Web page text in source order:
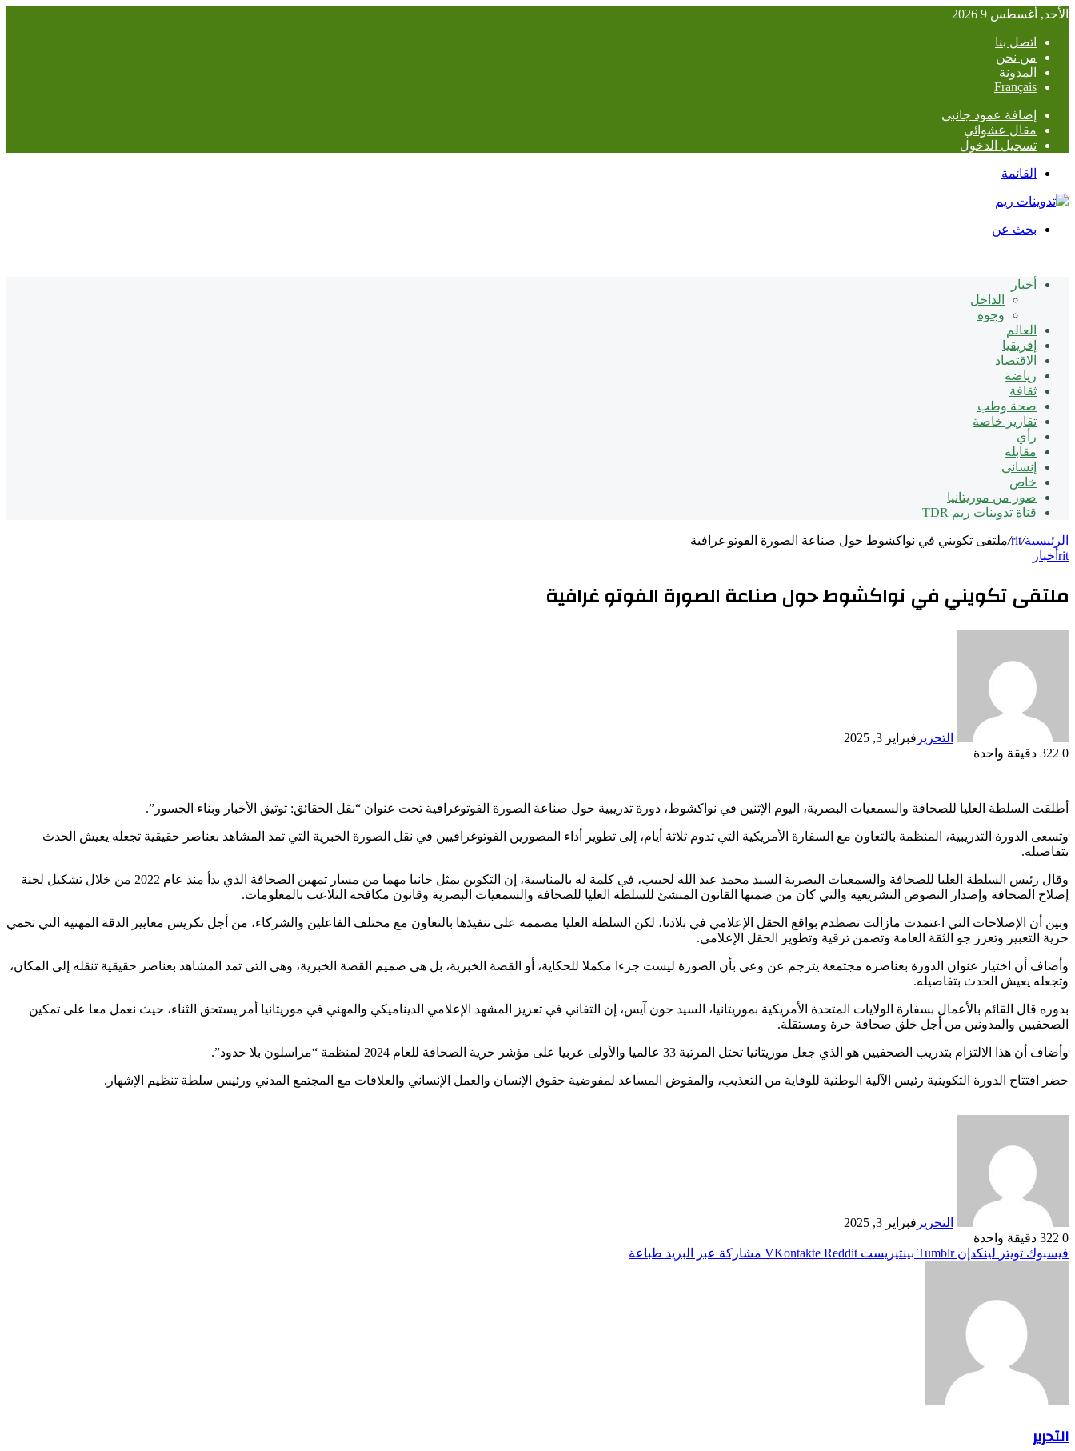
الأحد, أغسطس 9 2026
اتصل بنا
من نحن
المدونة
Français
إضافة عمود جانبي
مقال عشوائي
تسجيل الدخول
القائمة
بحث عن
أخبار
الداخل
وجوه
العالم
إفريقيا
الاقتصاد
رياضة
ثقافة
صحة وطب
تقارير خاصة
رأي
مقابلة
إنساني
خاص
صور من موريتانيا
قناة تدوينات ريم TDR
الرئيسية/
rit
/ملتقى تكويني في نواكشوط حول صناعة الصورة الفوتو غرافية
rit أخبار
ملتقى تكويني في نواكشوط حول صناعة الصورة الفوتو غرافية
التحرير فبراير 3, 2025
0
دقيقة واحدة
أطلقت السلطة العليا للصحافة والسمعيات البصرية، اليوم الإثنين في نواكشوط، دورة تدريبية حول صناعة الصورة الفوتوغرافية تحت عنوان “نقل الحقائق: توثيق الأخبار وبناء الجسور”.
وتسعى الدورة التدريبية، المنظمة بالتعاون مع السفارة الأمريكية التي تدوم ثلاثة أيام، إلى تطوير أداء المصورين الفوتوغرافيين في نقل الصورة الخبرية التي تمد المشاهد بعناصر حقيقية تجعله يعيش الحدث
بتفاصيله.
وقال رئيس السلطة العليا للصحافة والسمعيات البصرية السيد محمد عبد الله لحبيب، في كلمة له بالمناسبة، إن التكوين يمثل جانبا مهما من مسار تمهين الصحافة الذي بدأ منذ عام 2022 من خلال تشكيل لجنة
إصلاح الصحافة وإصدار النصوص التشريعية والتي كان من ضمنها القانون المنشئ للسلطة العليا للصحافة والسمعيات البصرية وقانون مكافحة التلاعب بالمعلومات.
وبين أن الإصلاحات التي اعتمدت مازالت تصطدم بواقع الحقل الإعلامي في بلادنا، لكن السلطة العليا مصممة على تنفيذها بالتعاون مع مختلف الفاعلين والشركاء، من أجل تكريس معايير الدقة المهنية التي تحمي
حرية التعبير وتعزز جو الثقة العامة وتضمن ترقية وتطوير الحقل الإعلامي.
وأضاف أن اختيار عنوان الدورة بعناصره مجتمعة يترجم عن وعي بأن الصورة ليست جزءا مكملا للحكاية، أو القصة الخبرية، بل هي صميم القصة الخبرية، وهي التي تمد المشاهد بعناصر حقيقية تنقله إلى المكان،
وتجعله يعيش الحدث بتفاصيله.
بدوره قال القائم بالأعمال بسفارة الولايات المتحدة الأمريكية بموريتانيا، السيد جون آيس، إن التفاني في تعزيز المشهد الإعلامي الديناميكي والمهني في موريتانيا أمر يستحق الثناء، حيث نعمل معا على تمكين
الصحفيين والمدونين من أجل خلق صحافة حرة ومستقلة.
وأضاف أن هذا الالتزام بتدريب الصحفيين هو الذي جعل موريتانيا تحتل المرتبة 33 عالميا والأولى عربيا على مؤشر حرية الصحافة للعام 2024 لمنظمة “مراسلون بلا حدود”.
حضر افتتاح الدورة التكوينية رئيس الآلية الوطنية للوقاية من التعذيب، والمفوض المساعد لمفوضية حقوق الإنسان والعمل الإنساني والعلاقات مع المجتمع المدني ورئيس سلطة تنظيم الإشهار.
التحرير فبراير 3, 2025
0
دقيقة واحدة
فيسبوك تويتر لينكدإن بينتيريست مشاركة عبر البريد طباعة
التحرير